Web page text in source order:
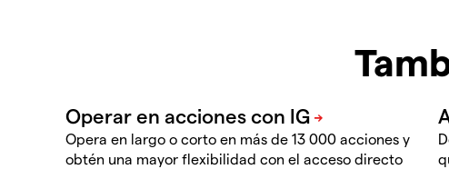
Opera en largo o corto en más de 13 000 acciones y
obtén una mayor flexibilidad con el acceso directo